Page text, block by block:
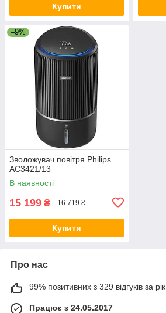
Купити
–9%
Зволожувач повітря Philips
AC3421/13
В наявності
15 199 ₴ 16 719 ₴
Купити
Про нас
99% позитивних з 329 відгуків за рік
Працює з 24.05.2017